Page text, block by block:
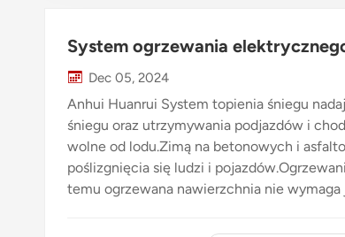
System ogrzewania
Dec 05, 2024
Anhui Huanrui System topienia śniegu
śniegu oraz utrzymywania podjazdów i
wolne od lodu.Zimą na betonowych i
poślizgnięcia się ludzi i
temu ogrzewana nawierzchnia nie
asfaltowymi i jest odporny na wszelkie